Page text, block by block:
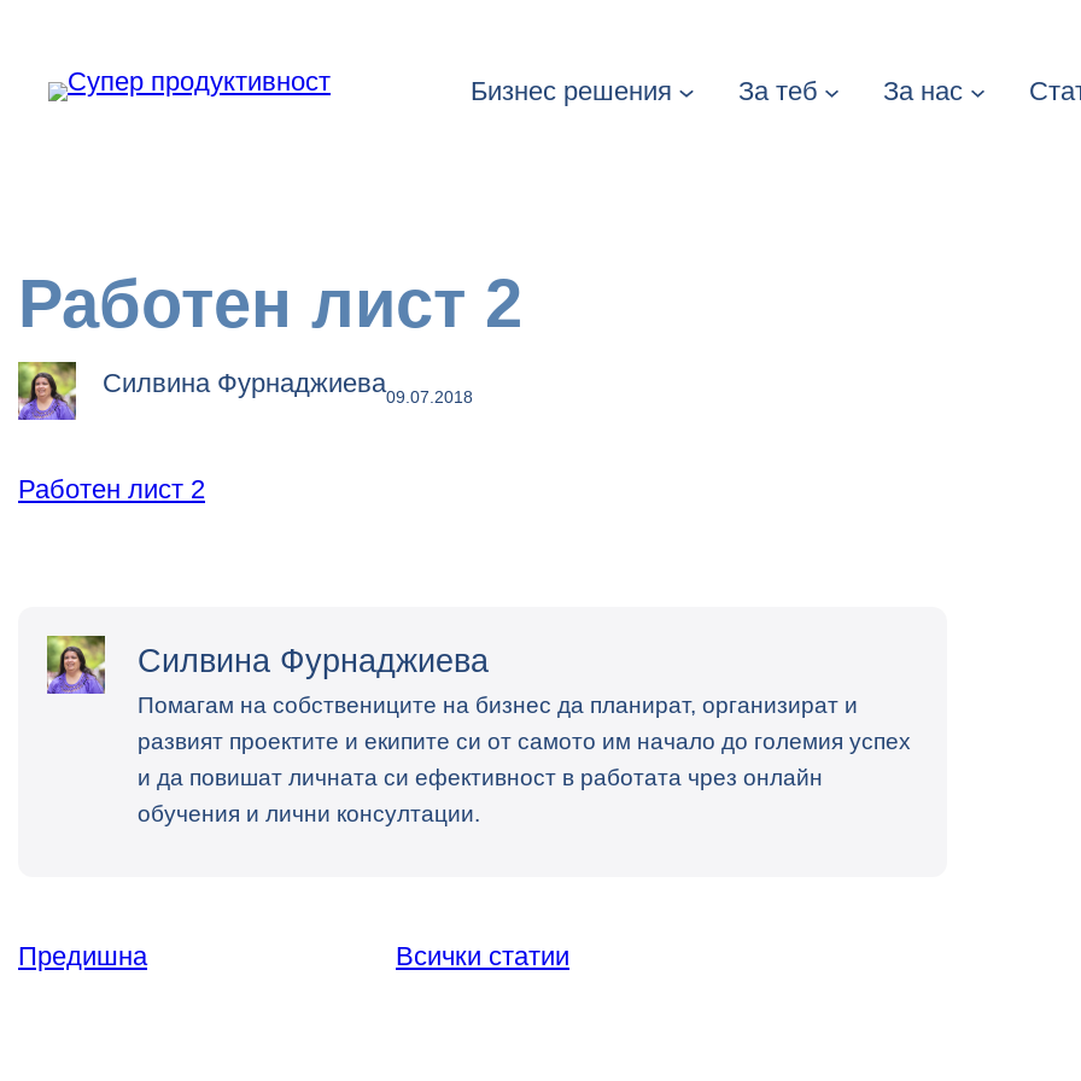
Бизнес решения
За теб За нас
Работен лист 2
Силвина Фурнаджиева09.07.2018
Работен лист 2
Силвина Фурнаджиева
Помагам на собствениците на бизнес да планират, организират и
развият проектите и екипите си от самото им начало до големия успех
и да повишат личната си ефективност в работата чрез онлайн
обучения и лични консултации.
Предишна Всички статии